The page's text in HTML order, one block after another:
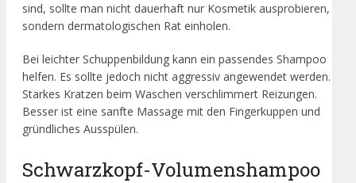
sind, sollte man nicht dauerhaft nur Kosmetik ausprobieren,
sondern dermatologischen Rat einholen.
Bei leichter Schuppenbildung kann ein passendes Shampoo
helfen. Es sollte jedoch nicht aggressiv angewendet werden.
Starkes Kratzen beim Waschen verschlimmert Reizungen.
Besser ist eine sanfte Massage mit den Fingerkuppen und
gründliches Ausspülen.
Schwarzkopf-Volumenshampoo